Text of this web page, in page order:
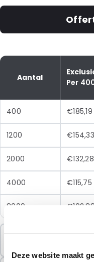
Deze website maakt
Aantal
Per
400 €185,19
1200 €154,33
2000 €132,28
4000 €115,75
8000 €102,88